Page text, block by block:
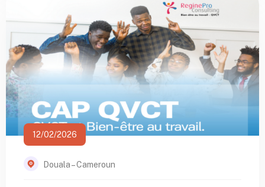
12/02/2026
Douala – Cameroun